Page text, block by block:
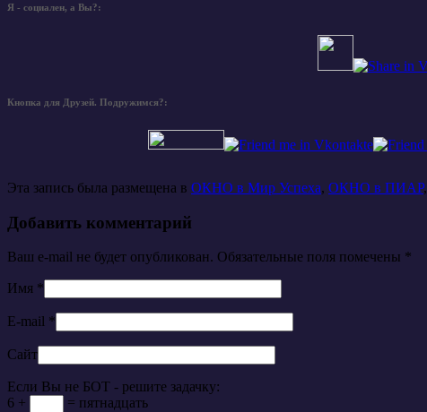
Я - социален, а Вы?:
Кнопка для Друзей. Подружимся?:
Эта запись была размещена в ОКНО в Мир Успеха, ОКНО в ПИАР,
Добавить комментарий
Ваш e-mail не будет опубликован. Обязательные поля помечены *
Имя *
E-mail *
Сайт
Если Вы не БОТ - решите задачку:
6 +
= пятнадцать